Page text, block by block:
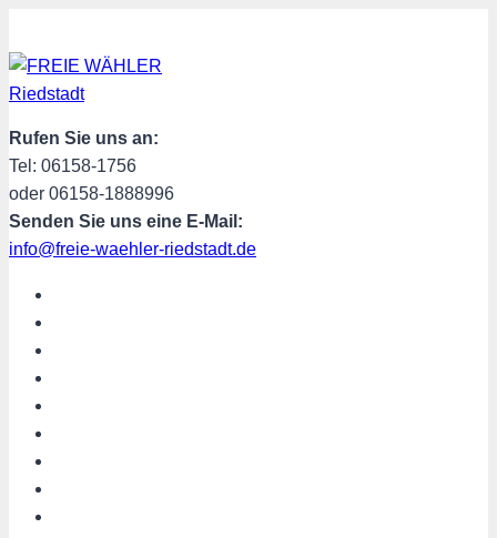
Inhalt
springen
Rufen Sie uns an:
Tel: 06158-1756
oder 06158-1888996
Senden Sie uns eine E-Mail:
info@freie-waehler-riedstadt.de